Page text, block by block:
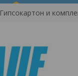
Гипсокартон и